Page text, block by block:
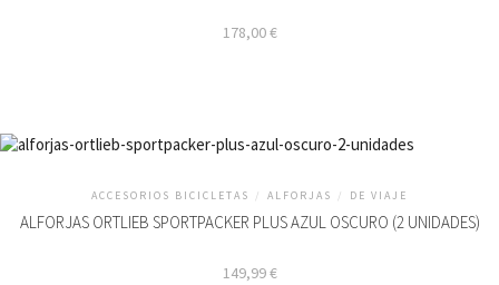
178,00€
ACCESORIOS BICICLETAS / ALFORJAS / DE VIAJE
ALFORJAS ORTLIEB SPORTPACKER PLUS AZUL OSCURO (2 UNIDADES)
149,99€